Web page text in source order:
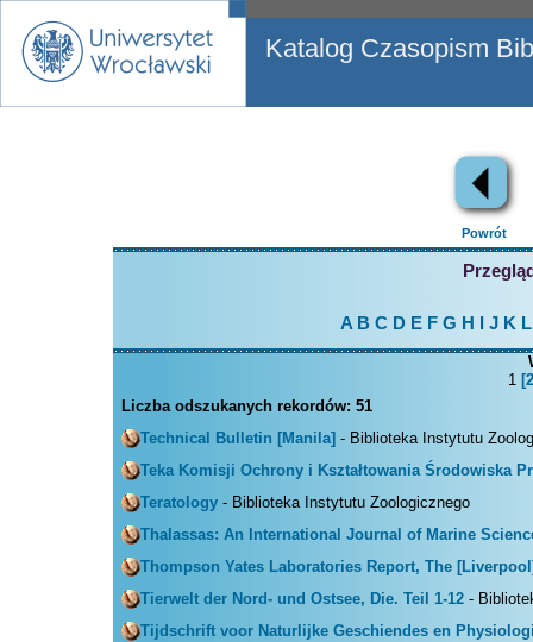
Katalog Czasopism
Powrót
A B C D EFG H J K L
1
Liczba odszukanych rekordów: 51
Technical Bulletin [Manila] - Biblioteka Instytutu
Teka Komisji Ochrony i Kształtowania Środowiska
Teratology - Biblioteka Instytutu Zoologicznego
Thalassas: An International Journal of Marine
Thompson Yates Laboratories Report, The
Tierwelt der Nord- und Ostsee, Die. Teil 1-12 -
Tijdschrift voor Naturlijke Geschiendes en